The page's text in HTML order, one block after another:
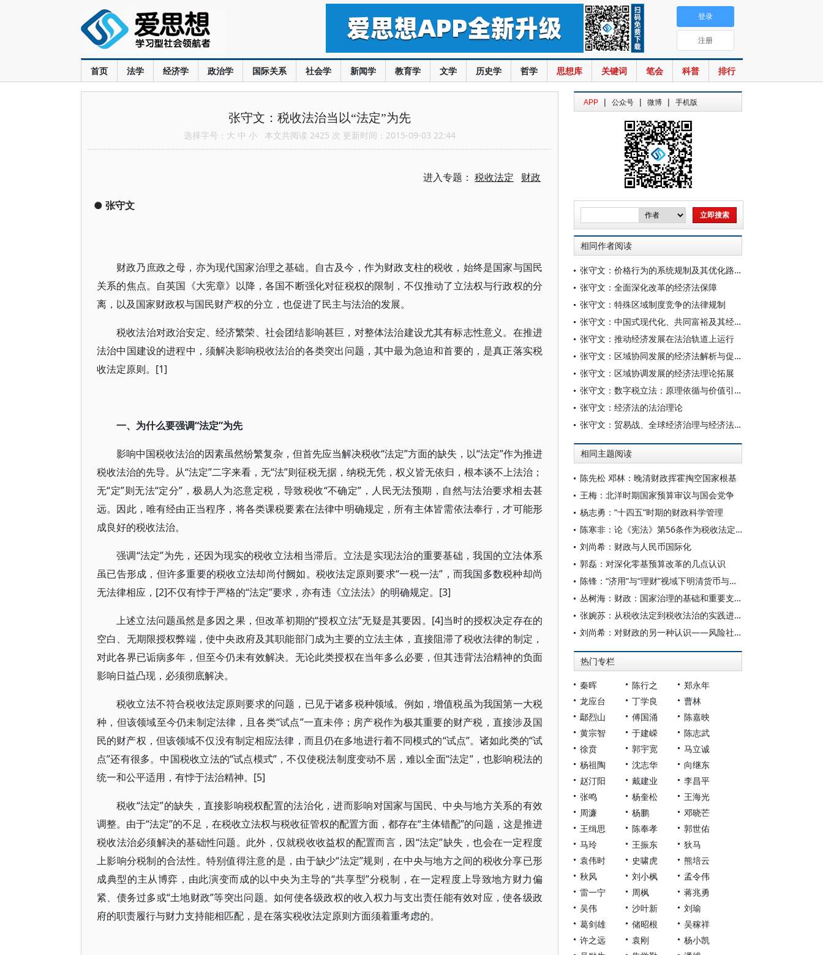
首页 法学 经济学 政治学 国际关系 社会学 新闻学 教育学 文学 历史学 哲学 思想库 关键词 笔会 科普 排行
登录
注册
张守文：税收法治当以“法定”为先
选择字号： 大 中 小 本文共阅读 2425 次 更新时间：2015-09-03 22:44
进入专题： 税收法定 财政
● 张守文
财政乃庶政之母，亦为现代国家治理之基础。自古及今，作为财政支柱的税收，始终是国家与国民
关系的焦点。自英国《大宪章》以降，各国不断强化对征税权的限制，不仅推动了立法权与行政权的分
离，以及国家财政权与国民财产权的分立，也促进了民主与法治的发展。
税收法治对政治安定、经济繁荣、社会团结影响甚巨，对整体法治建设尤其有标志性意义。在推进
法治中国建设的进程中，须解决影响税收法治的各类突出问题，其中最为急迫和首要的，是真正落实税
收法定原则。[1]
一、为什么要强调“法定”为先
影响中国税收法治的因素虽然纷繁复杂，但首先应当解决税收“法定”方面的缺失，以“法定”作为推进
税收法治的先导。从“法定”二字来看，无“法”则征税无据，纳税无凭，权义皆无依归，根本谈不上法治；
无“定”则无法“定分”，极易人为恣意定税，导致税收“不确定”，人民无法预期，自然与法治要求相去甚
远。因此，唯有经由正当程序，将各类课税要素在法律中明确规定，所有主体皆需依法奉行，才可能形
成良好的税收法治。
强调“法定”为先，还因为现实的税收立法相当滞后。立法是实现法治的重要基础，我国的立法体系
虽已告形成，但许多重要的税收立法却尚付阙如。税收法定原则要求“一税一法”，而我国多数税种却尚
无法律相应，[2]不仅有悖于严格的“法定”要求，亦有违《立法法》的明确规定。[3]
上述立法问题虽然是多因之果，但改革初期的“授权立法”无疑是其要因。[4]当时的授权决定存在的
空白、无期限授权弊端，使中央政府及其职能部门成为主要的立法主体，直接阻滞了税收法律的制定，
对此各界已诟病多年，但至今仍未有效解决。无论此类授权在当年多么必要，但其违背法治精神的负面
影响日益凸现，必须彻底解决。
税收立法不符合税收法定原则要求的问题，已见于诸多税种领域。例如，增值税虽为我国第一大税
种，但该领域至今仍未制定法律，且各类“试点”一直未停；房产税作为极其重要的财产税，直接涉及国
民的财产权，但该领域不仅没有制定相应法律，而且仍在多地进行着不同模式的“试点”。诸如此类的“试
点”还有很多。中国税收立法的“试点模式”，不仅使税法制度变动不居，难以全面“法定”，也影响税法的
统一和公平适用，有悖于法治精神。[5]
税收“法定”的缺失，直接影响税权配置的法治化，进而影响对国家与国民、中央与地方关系的有效
调整。由于“法定”的不足，在税收立法权与税收征管权的配置方面，都存在“主体错配”的问题，这是推进
税收法治必须解决的基础性问题。此外，仅就税收收益权的配置而言，因“法定”缺失，也会在一定程度
上影响分税制的合法性。特别值得注意的是，由于缺少“法定”规则，在中央与地方之间的税收分享已形
成典型的主从博弈，由此演变而成的以中央为主导的“共享型”分税制，在一定程度上导致地方财力偏
紧、债务过多或“土地财政”等突出问题。如何使各级政权的收入权力与支出责任能有效对应，使各级政
府的职责履行与财力支持能相匹配，是在落实税收法定原则方面须着重考虑的。
APP | 公众号 | 微博 | 手机版
相同作者阅读
张守文：价格行为的系统规制及其优化路径
张守文：全面深化改革的经济法保障
张守文：特殊区域制度竞争的法律规制
张守文：中国式现代化、共同富裕及其经济法理论解析
张守文：推动经济发展在法治轨道上运行
张守文：区域协同发展的经济法解析与促进
张守文：区域协调发展的经济法理论拓展
张守文：数字税立法：原理依循与价值引领
张守文：经济法的法治理论
张守文：贸易战、全球经济治理与经济法的完善
相同主题阅读
陈先松 邓林：晚清财政挥霍掏空国家根基
王梅：北洋时期国家预算审议与国会党争
杨志勇：“十四五”时期的财政科学管理
陈寒非：论《宪法》第56条作为税收法定条款——基于1954年宪法草案（初稿）的分析
刘尚希：财政与人民币国际化
郭磊：对深化零基预算改革的几点认识
陈锋：“济用”与“理财”视域下明清货币与财政的关系
丛树海：财政：国家治理的基础和重要支柱
张婉苏：从税收法定到税收法治的实践进阶
刘尚希：对财政的另一种认识——风险社会对财政理论的新呼唤
热门专栏
秦晖 陈行之
郑永年
龙应台
丁学良
曹林
鄢烈山
傅国涌
陈嘉映
黄宗智
于建嵘
陈志武
徐贲
郭宇宽
马立诚
杨祖陶
沈志华
向继东
赵汀阳
戴建业
李昌平
张鸣
杨奎松
王海光
周濂
杨鹏
邓晓芒
王缉思
陈奉孝
郭世佑
马玲
王振东
狄马
袁伟时
史啸虎
熊培云
秋风
刘小枫
孟令伟
雷一宁
周枫
蒋兆勇
吴伟
沙叶新
刘瑜
葛剑雄
储昭根
吴稼祥
许之远
袁刚
杨小凯